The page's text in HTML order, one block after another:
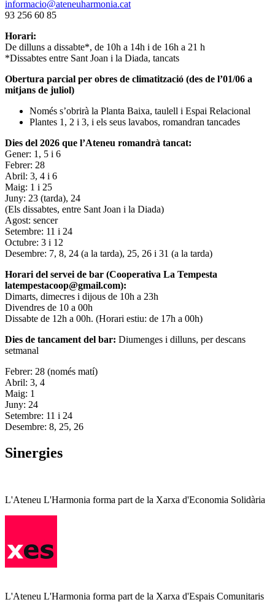
informacio@ateneuharmonia.cat
93 256 60 85
Horari:
De dilluns a dissabte*, de 10h a 14h i de 16h a 21 h
*Dissabtes entre Sant Joan i la Diada, tancats
Obertura parcial per obres de climatització (des de l’01/06 a
mitjans de juliol)
Només s’obrirà la Planta Baixa, taulell i Espai Relacional
Plantes 1, 2 i 3, i els seus lavabos, romandran tancades
Dies del 2026 que l’Ateneu romandrà tancat:
Gener: 1, 5 i 6
Febrer: 28
Abril: 3, 4 i 6
Maig: 1 i 25
Juny: 23 (tarda), 24
(Els dissabtes, entre Sant Joan i la Diada)
Agost: sencer
Setembre: 11 i 24
Octubre: 3 i 12
Desembre: 7, 8, 24 (a la tarda), 25, 26 i 31 (a la tarda)
Horari del servei de bar (Cooperativa La Tempesta
latempestacoop@gmail.com):
Dimarts, dimecres i dijous de 10h a 23h
Divendres de 10 a 00h
Dissabte de 12h a 00h. (Horari estiu: de 17h a 00h)
Dies de tancament del bar: Diumenges i dilluns, per descans
setmanal
Febrer: 28 (només matí)
Abril: 3, 4
Maig: 1
Juny: 24
Setembre: 11 i 24
Desembre: 8, 25, 26
Sinergies
L'Ateneu L'Harmonia forma part de la Xarxa d'Economia Solidària
L'Ateneu L'Harmonia forma part de la Xarxa d'Espais Comunitaris